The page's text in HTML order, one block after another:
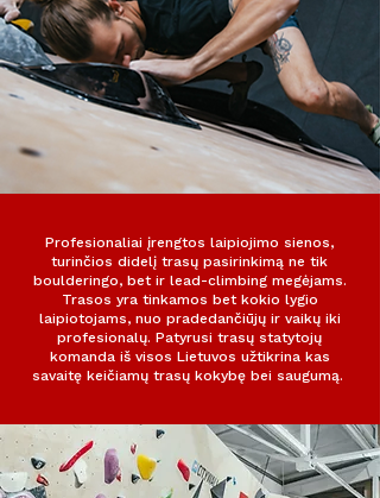
Profesionaliai įrengtos laipiojimo sienos,
turinčios didelį trasų pasirinkimą ne tik
boulderingo, bet ir lead-climbing megėjams.
Trasos yra tinkamos bet kokio lygio
laipiotojams, nuo pradedančiūjų ir vaikų iki
profesionalų. Patyrusi trasų statytojų
komanda iš visos Lietuvos užtikrina kas
savaitę keičiamų trasų kokybę bei saugumą.